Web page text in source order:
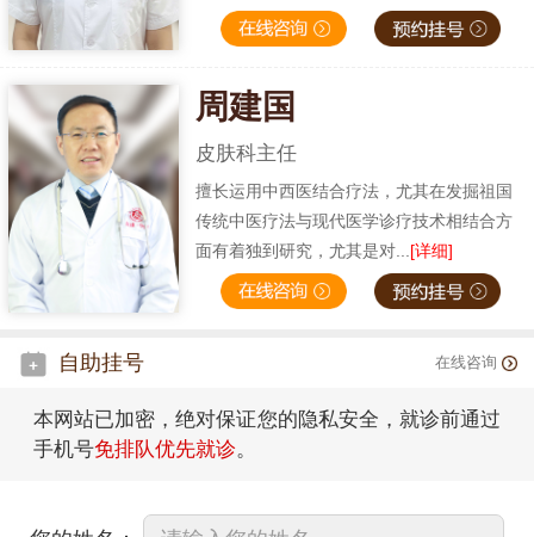
周建国
皮肤科主任
擅长运用中西医结合疗法，尤其在发掘祖国
传统中医疗法与现代医学诊疗技术相结合方
面有着独到研究，尤其是对...[详细]
自助挂号 在线咨询
本网站已加密，绝对保证您的隐私安全，就诊前通过
手机号免排队优先就诊。